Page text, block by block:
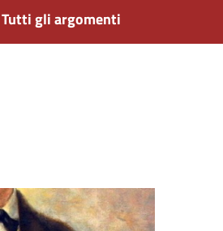
Tutti gli argomenti